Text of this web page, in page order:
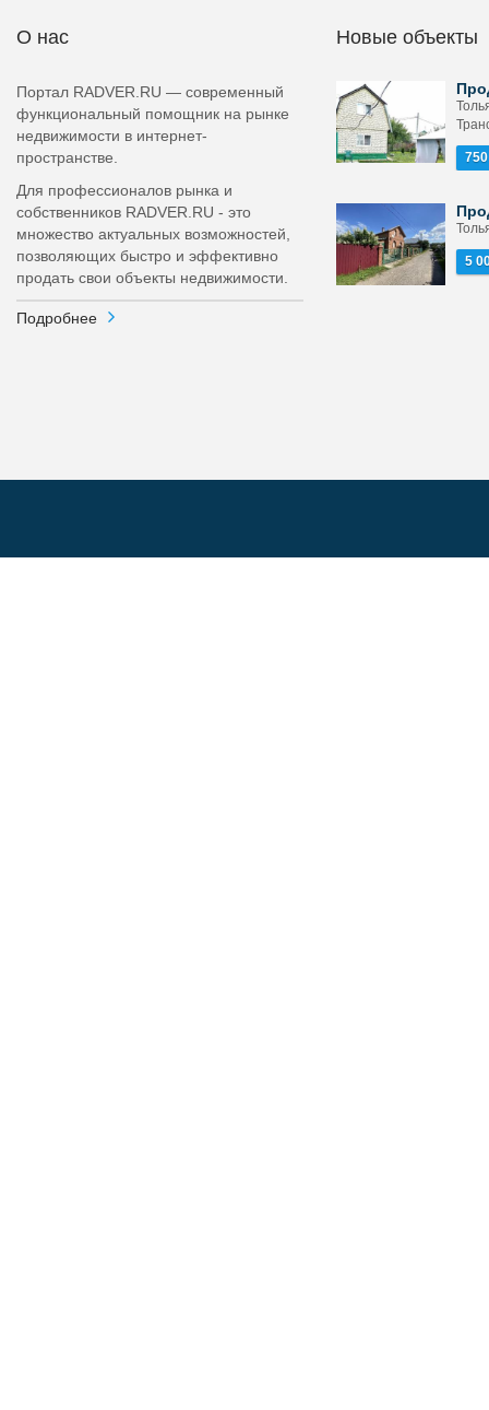
О нас
Портал RADVER.RU — современный
функциональный помощник на рынке
недвижимости в интернет-
пространстве.
Для профессионалов рынка и
собственников RADVER.RU - это
множество актуальных возможностей,
позволяющих быстро и эффективно
продать свои объекты недвижимости.
Подробнее
Новые объекты
5